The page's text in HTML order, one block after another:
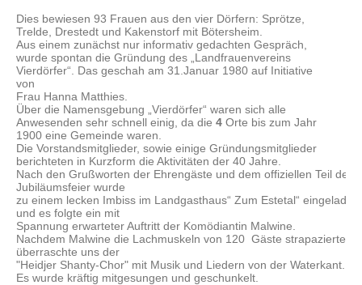
Dies bewiesen 93 Frauen aus den vier Dörfern: Sprötze,
Trelde, Drestedt und Kakenstorf mit Bötersheim.
Aus einem zunächst nur informativ gedachten Gespräch,
wurde spontan die Gründung des „Landfrauenvereins
Vierdörfer“. Das geschah am 31.Januar 1980 auf Initiative
von
Frau Hanna Matthies.
Über die Namensgebung „Vierdörfer“ waren sich alle
Anwesenden sehr schnell einig, da die 4 Orte bis zum Jahr
1900 eine Gemeinde waren.
Die Vorstandsmitglieder, sowie einige Gründungsmitglieder
berichteten in Kurzform die Aktivitäten der 40 Jahre.
Nach den Grußworten der Ehrengäste und dem offiziellen Teil der
Jubiläumsfeier wurde
zu einem lecken Imbiss im Landgasthaus“ Zum Estetal“ eingeladen
und es folgte ein mit
Spannung erwarteter Auftritt der Komödiantin Malwine.
Nachdem Malwine die Lachmuskeln von 120 Gäste strapazierte,
überraschte uns der
"Heidjer Shanty-Chor" mit Musik und Liedern von der Waterkant.
Es wurde kräftig mitgesungen und geschunkelt.